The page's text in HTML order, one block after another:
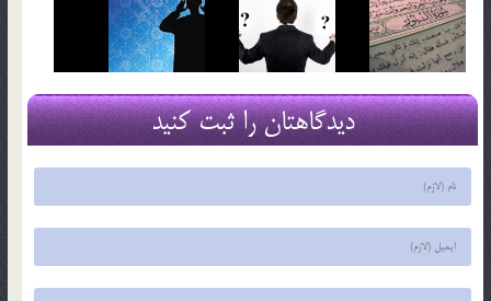
دیدگاهتان را ثبت کنید